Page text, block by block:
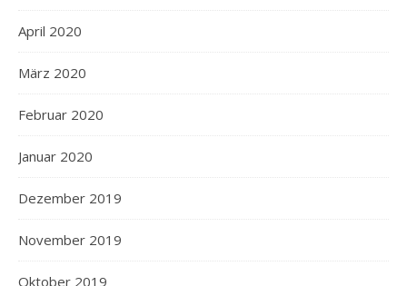
April 2020
März 2020
Februar 2020
Januar 2020
Dezember 2019
November 2019
Oktober 2019